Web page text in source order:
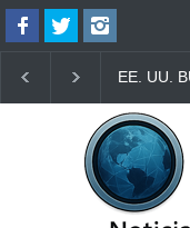
EE. UU.
COBRAR